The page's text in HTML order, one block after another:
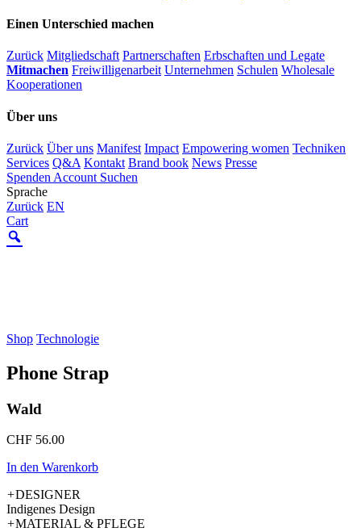
Einen Unterschied machen
Zurück Mitgliedschaft Partnerschaften Erbschaften und Legate
Mitmachen Freiwilligenarbeit Unternehmen Schulen Wholesale
Kooperationen
Über uns
Zurück Über uns Manifest Impact Empowering women Techniken
Services Q&A Kontakt Brand book News Presse
Spenden Account Suchen
Sprache
Zurück EN
Cart
Shop Technologie
Phone Strap
Wald
CHF 56.00
In den Warenkorb
+DESIGNER
Indigenes Design
+MATERIAL & PFLEGE